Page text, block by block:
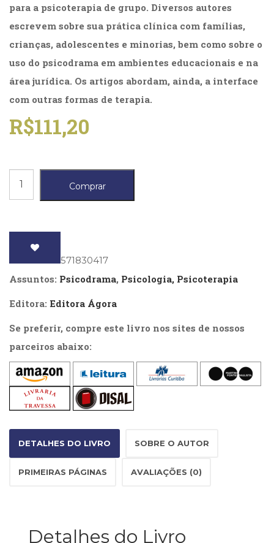
Educação
(278)
Educação
(39)
Fisioterapia
(47)
(54)
Gestalt-
LGBTQIA+
Literatura
Erótica
Ficção,
Ensaios
Obras
referência
(48)
PNL
(Programação
Neurolingüística)
(200)
Psicologia,
Psicoterapia
e
para a psicoterapia de grupo. Diversos autores
escrevem sobre sua prática clínica com famílias,
crianças, adolescentes e minorias, bem como sobre o
uso do psicodrama em ambientes educacionais e na
área jurídica. Os artigos abordam, ainda, a interface
com outras formas de terapia.
R$111,20
21
quantidade
Comprar
: 9788571830417
Assuntos: Psicodrama, Psicologia, Psicoterapia
Editora: Editora Ágora
Se preferir, compre este livro nos sites de nossos
parceiros abaixo:
DETALHES DO LIVRO SOBRE O AUTOR
PRIMEIRAS PÁGINAS AVALIAÇÕES (0)
Detalhes do Livro